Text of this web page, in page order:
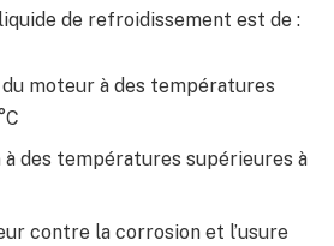
de refroidissement est de :
moteur à des températures
à des températures supérieures à
contre la corrosion et l’usure